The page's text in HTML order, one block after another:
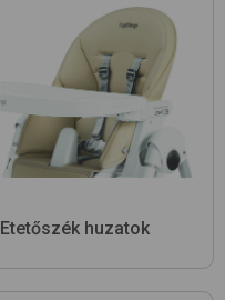
Etetőszék huzatok